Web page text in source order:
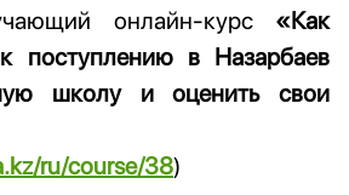
онлайн-курс «Как
к поступлению в Назарбаев
школу и оценить свои
ru/course/38)